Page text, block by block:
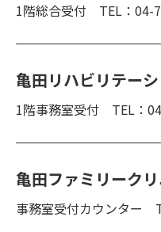
1階総合受付 TEL：04-
亀田リハビリテー
1階事務室受付 TEL：
亀田ファミリーク
事務室受付カウンター